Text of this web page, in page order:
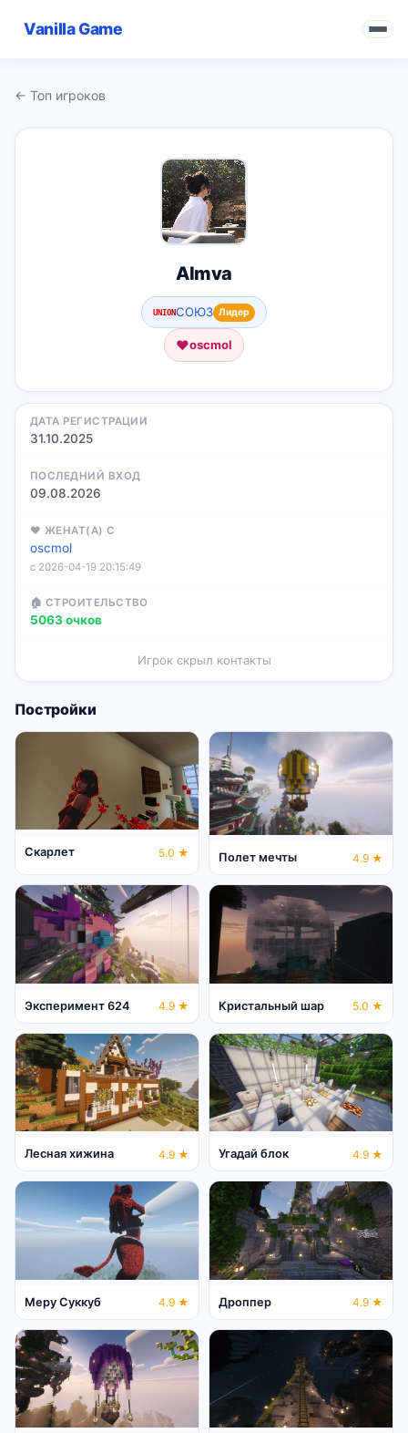
Vanilla Game
← Топ игроков
Almva
UNIONСОЮЗ Лидер
♥oscmol
ДАТА РЕГИСТРАЦИИ
31.10.2025
ПОСЛЕДНИЙ ВХОД
09.08.2026
♥ ЖЕНАТ(А) С
oscmol
с 2026-04-19 20:15:49
🏠 СТРОИТЕЛЬСТВО
5063 очков
Игрок скрыл контакты
Постройки
Скарлет 5.0 ★ Полет мечты 4.9 ★
Эксперимент 624 4.9 ★ Кристальный шар 5.0 ★
Лесная хижина 4.9 ★ Угадай блок 4.9 ★
Меру Суккуб 4.9 ★ Дроппер 4.9 ★